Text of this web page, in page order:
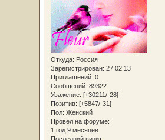
Откуда: Россия
Зарегистрирован: 27.02.13
Приглашений: 0
Сообщений: 89322
Уважение: [+30211/-28]
Позитив: [+5847/-31]
Пол: Женский
Провел на форуме:
1 год 9 месяцев